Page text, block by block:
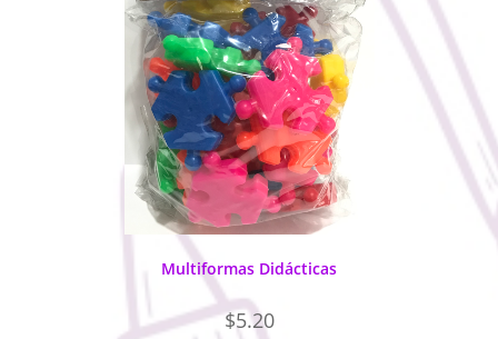
Multiformas Didácticas
$5.20